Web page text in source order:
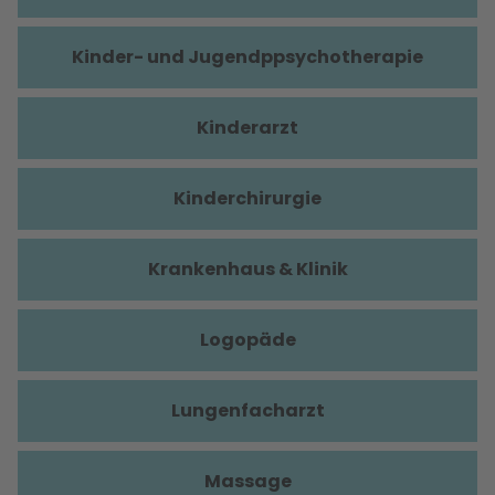
Kinder- und Jugendppsychotherapie
Kinderarzt
Kinderchirurgie
Krankenhaus & Klinik
Logopäde
Lungenfacharzt
Massage